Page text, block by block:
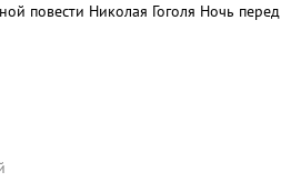
повести Николая Гоголя Ночь перед